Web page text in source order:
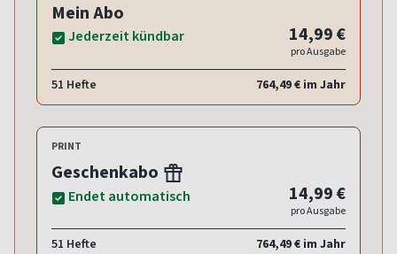
Mein Abo
Jederzeit kündbar 14,99 €
pro Ausgabe
51 Hefte 764,49 € im Jahr
PRINT
Geschenkabo
Endet automatisch 14,99 €
pro Ausgabe
51 Hefte 764,49 € im Jahr